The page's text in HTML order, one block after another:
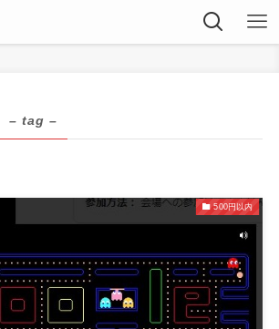
– tag –
500円以内